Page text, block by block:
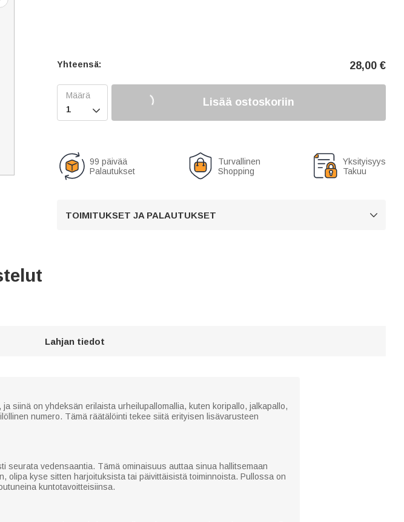
Yhteensä: 28,00 €

Lisää ostoskoriin
99 päivää
Palautukset
Turvallinen
Shopping
Yksityisyys
Takuu
TOIMITUKSET JA PALAUTUKSET 
Lahjan tiedot
siinä on yhdeksän erilaista urheilupallomallia, kuten koripallo, jalkapallo,
numero. Tämä räätälöinti tekee siitä erityisen lisävarusteen
seurata vedensaantia. Tämä ominaisuus auttaa sinua hallitsemaan
olipa kyse sitten harjoituksista tai päivittäisistä toiminnoista. Pullossa on
kuntotavoitteisiinsa.